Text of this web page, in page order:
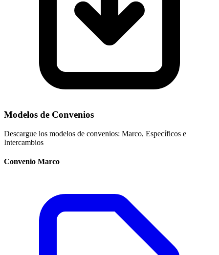
Modelos de Convenios
Descargue los modelos de convenios: Marco, Específicos e
Intercambios
Convenio Marco